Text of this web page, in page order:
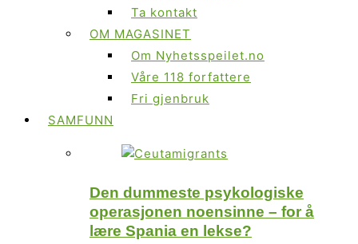
Ta kontakt
OM MAGASINET
Om Nyhetsspeilet.no
Våre 118 forfattere
Fri gjenbruk
SAMFUNN
Den dummeste psykologiske
operasjonen noensinne – for å
lære Spania en lekse?